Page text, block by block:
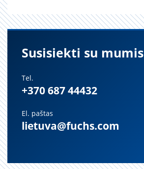
Susisiekti su mumis
Tel.
+370 687 44432
El. paštas
lietuva@fuchs.com